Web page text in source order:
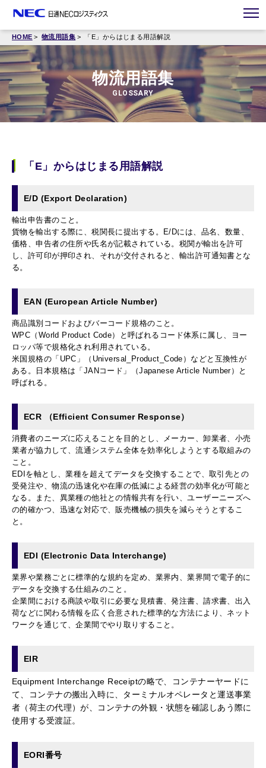
HOME 物流用語集 「E」からはじまる用語解説
物流用語集
GLOSSARY
「E」からはじまる用語解説
E/D (Export Declaration)
輸出申告書のこと。
貨物を輸出する際に、税関長に提出する。E/Dには、品名、数量、
価格、申告者の住所や氏名が記載されている。税関が輸出を許可
し、許可印が押印され、それが交付されると、輸出許可通知書とな
る。
EAN (European Article Number)
商品識別コードおよびバーコード規格のこと。
WPC（World Product Code）と呼ばれるコード体系に属し、ヨー
ロッパ等で規格化され利用されている。
米国規格の「UPC」（Universal_Product_Code）などと互換性が
ある。日本規格は「JANコード」（Japanese Article Number）と
呼ばれる。
ECR （Efficient Consumer Response）
消費者のニーズに応えることを目的とし、メーカー、卸業者、小売
業者が協力して、流通システム全体を効率化しようとする取組みの
こと。
EDIを軸とし、業種を超えてデータを交換することで、取引先との
受発注や、物流の迅速化や在庫の低減による経営の効率化が可能と
なる。また、異業種の他社との情報共有を行い、ユーザーニーズへ
の的確かつ、迅速な対応で、販売機械の損失を減らそうとするこ
と。
EDI (Electronic Data Interchange)
業界や業務ごとに標準的な規約を定め、業界内、業界間で電子的に
データを交換する仕組みのこと。
企業間における商談や取引に必要な見積書、発注書、請求書、出入
荷などに関わる情報を広く合意された標準的な方法により、ネット
ワークを通じて、企業間でやり取りすること。
EIR
Equipment Interchange Receiptの略で、コンテナーヤードに
て、コンテナの搬出入時に、ターミナルオペレータと運送事業
者（荷主の代理）が、コンテナの外観・状態を確認しあう際に
使用する受渡証。
EORI番号